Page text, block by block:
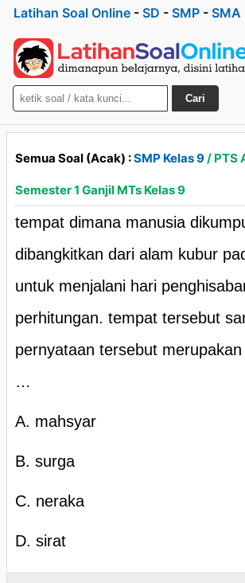
Latihan Soal Online - SD - SMP - SMA
Cari
Semua Soal (Acak) :SMP Kelas 9/ PTS
Semester 1 Ganjil MTs Kelas 9
tempat dimana manusia
dibangkitkan dari alam kubur
untuk menjalani hari
perhitungan. tempat tersebut
pernyataan tersebut
…
A. mahsyar
B. surga
C. neraka
D. sirat